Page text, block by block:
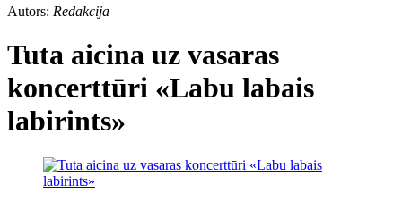
Autors: Redakcija
Tuta aicina uz vasaras
koncerttūri «Labu labais
labirints»